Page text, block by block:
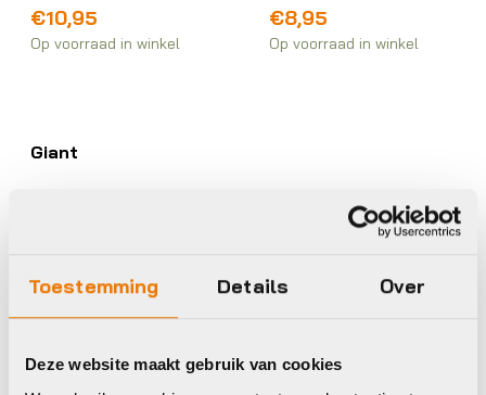
Toestemming Details Over
Deze website maakt gebruik van cookies
€10,95
Op voorraad in winkel
€8,95
Op voorraad in winkel
Giant
SEATPOST 1X
LEVER AND CABLE
€24,95